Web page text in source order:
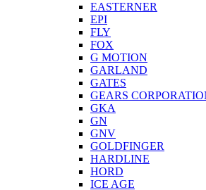
EASTERNER
EPI
FLY
FOX
G MOTION
GARLAND
GATES
GEARS
GKA
GN
GNV
GOLDFINGER
HARDLINE
HORD
ICE AGE